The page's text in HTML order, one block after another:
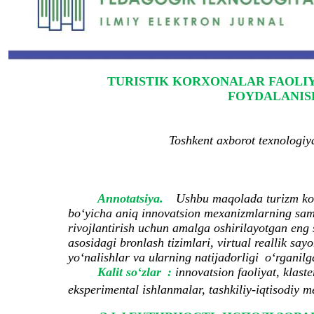
TURISTIK KORXONALAR
Toshkent axborot
Annotatsiya.
Ushbu maqolada turizm
boʻyicha aniq innovatsion mexanizmlarning
rivojlantirish uchun amalga oshirilayotgan eng
asosidagi bronlash tizimlari, virtual reallik
yoʻnalishlar va ularning natijadorligi
Kalit soʻzlar : innovatsion faoliyat,
eksperimental ishlanmalar, tashkiliy-iqtisodiy